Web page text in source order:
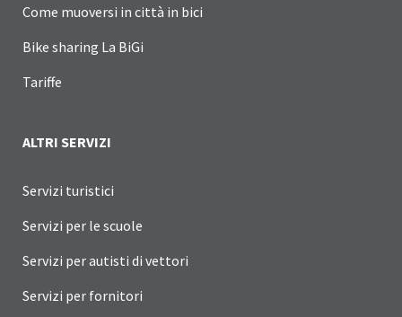
Come muoversi in città in bici
Bike sharing La BiGi
Tariffe
ALTRI SERVIZI
Servizi turistici
Servizi per le scuole
Servizi per autisti di vettori
Servizi per fornitori